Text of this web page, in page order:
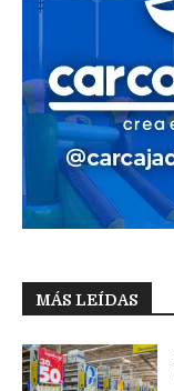
MÁS LEÍDAS